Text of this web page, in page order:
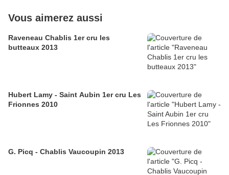
Vous aimerez aussi
Raveneau Chablis 1er cru les
butteaux 2013
Hubert Lamy - Saint Aubin 1er cru Les
Frionnes 2010
G. Picq - Chablis Vaucoupin 2013